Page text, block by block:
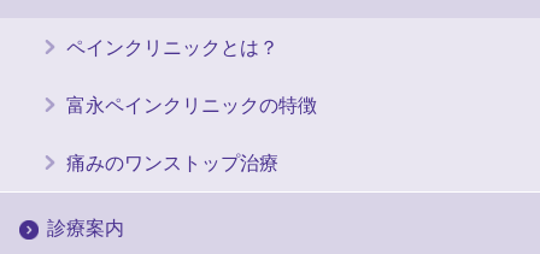
ペインクリニックとは？
富永ペインクリニックの特徴
痛みのワンストップ治療
診療案内